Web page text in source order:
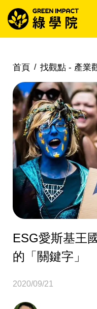
首頁 找觀點 - 產業
ESG愛斯基王
的「關鍵字」
2020/09/21